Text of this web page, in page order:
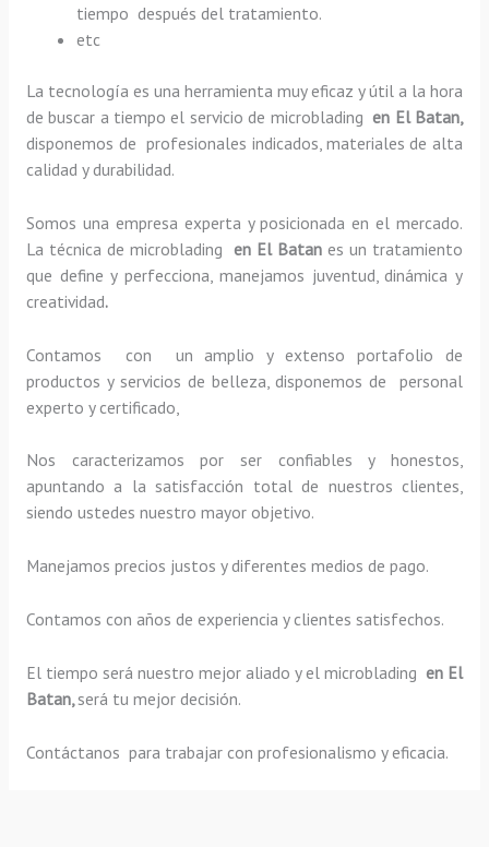
tiempo después del tratamiento.
etc
La tecnología es una herramienta muy eficaz y útil a la hora
de buscar a tiempo el servicio de microblading en El Batan,
disponemos de profesionales indicados, materiales de alta
calidad y durabilidad.
Somos una empresa experta y posicionada en el mercado.
La técnica de microblading en El Batan es un tratamiento
que define y perfecciona, manejamos juventud, dinámica y
creatividad.
Contamos con un amplio y extenso portafolio de
productos y servicios de belleza, disponemos de personal
experto y certificado,
Nos caracterizamos por ser confiables y honestos,
apuntando a la satisfacción total de nuestros clientes,
siendo ustedes nuestro mayor objetivo.
Manejamos precios justos y diferentes medios de pago.
Contamos con años de experiencia y clientes satisfechos.
El tiempo será nuestro mejor aliado y elmicroblading en El
Batan, será tu mejor decisión.
Contáctanos para trabajar con profesionalismo y eficacia.